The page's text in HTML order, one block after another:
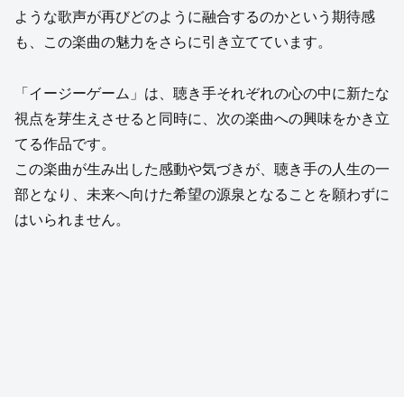
ような歌声が再びどのように融合するのかという期待感
も、この楽曲の魅力をさらに引き立てています。
「イージーゲーム」は、聴き手それぞれの心の中に新たな
視点を芽生えさせると同時に、次の楽曲への興味をかき立
てる作品です。
この楽曲が生み出した感動や気づきが、聴き手の人生の一
部となり、未来へ向けた希望の源泉となることを願わずに
はいられません。